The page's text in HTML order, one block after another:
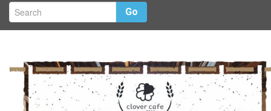
クローバーカフェ
企業概要
Go